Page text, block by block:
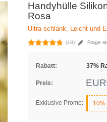
Handyhülle
Rosa
Ultra schlank, Leicht und
(18) Frage
Rabatt: 37%
Preis:
Exklusive Promo: 10%